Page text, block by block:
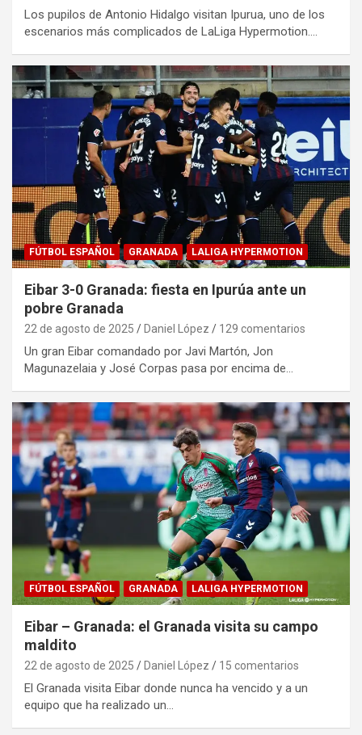
Los pupilos de Antonio Hidalgo visitan Ipurua, uno de los
escenarios más complicados de LaLiga Hypermotion.…
FÚTBOL ESPAÑOL GRANADA LALIGA HYPERMOTION
Eibar 3-0 Granada: fiesta en Ipurúa ante un
pobre Granada
22 de agosto de 2025 Daniel López 129 comentarios
Un gran Eibar comandado por Javi Martón, Jon
Magunazelaia y José Corpas pasa por encima de…
FÚTBOL ESPAÑOL GRANADA LALIGA HYPERMOTION
Eibar – Granada: el Granada visita su campo
maldito
22 de agosto de 2025 Daniel López 15 comentarios
El Granada visita Eibar donde nunca ha vencido y a un
equipo que ha realizado un…